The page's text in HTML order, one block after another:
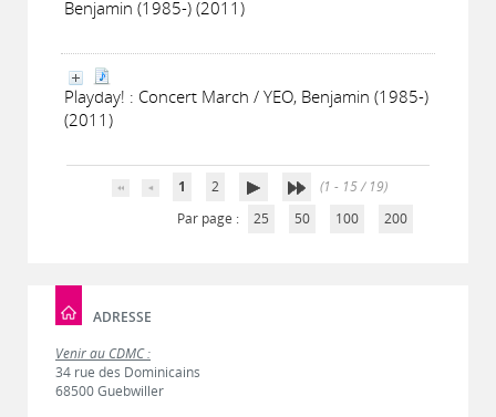
Benjamin (1985-) (2011)
Playday! : Concert March / YEO, Benjamin (1985-)
(2011)
1 2
(1 - 15 / 19)
Par page :
25 50 100 200
ADRESSE
Venir au CDMC :
34 rue des Dominicains
68500 Guebwiller